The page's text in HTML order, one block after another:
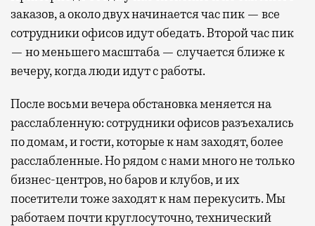
заказов, а около двух начинается час пик — все
сотрудники офисов идут обедать. Второй час пик
— но меньшего масштаба — случается ближе к
вечеру, когда люди идут с работы.
После восьми вечера обстановка меняется на
расслабленную: сотрудники офисов разъехались
по домам, и гости, которые к нам заходят, более
расслабленные. Но рядом с нами много не только
бизнес-центров, но баров и клубов, и их
посетители тоже заходят к нам перекусить. Мы
работаем почти круглосуточно, технический